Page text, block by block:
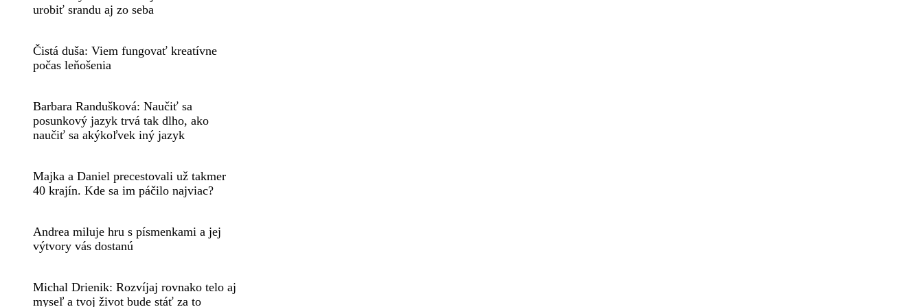
urobiť srandu aj zo seba
Čistá duša: Viem fungovať kreatívne
počas leňošenia
Barbara Randušková: Naučiť sa
posunkový jazyk trvá tak dlho, ako
naučiť sa akýkoľvek iný jazyk
Majka a Daniel precestovali už takmer
40 krajín. Kde sa im páčilo najviac?
Andrea miluje hru s písmenkami a jej
výtvory vás dostanú
Michal Drienik: Rozvíjaj rovnako telo aj
myseľ a tvoj život bude stáť za to